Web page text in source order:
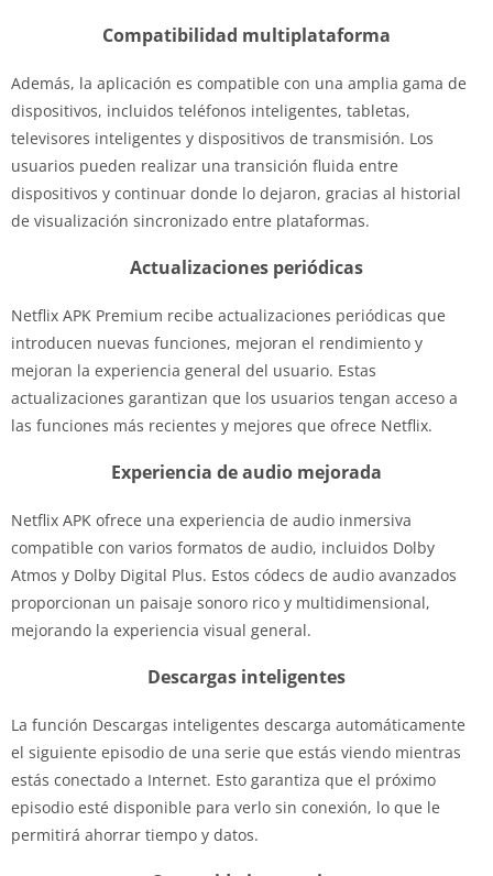
Compatibilidad multiplataforma
Además, la aplicación es compatible con una amplia gama de
dispositivos, incluidos teléfonos inteligentes, tabletas,
televisores inteligentes y dispositivos de transmisión. Los
usuarios pueden realizar una transición fluida entre
dispositivos y continuar donde lo dejaron, gracias al historial
de visualización sincronizado entre plataformas.
Actualizaciones periódicas
Netflix APK Premium recibe actualizaciones periódicas que
introducen nuevas funciones, mejoran el rendimiento y
mejoran la experiencia general del usuario. Estas
actualizaciones garantizan que los usuarios tengan acceso a
las funciones más recientes y mejores que ofrece Netflix.
Experiencia de audio mejorada
Netflix APK ofrece una experiencia de audio inmersiva
compatible con varios formatos de audio, incluidos Dolby
Atmos y Dolby Digital Plus. Estos códecs de audio avanzados
proporcionan un paisaje sonoro rico y multidimensional,
mejorando la experiencia visual general.
Descargas inteligentes
La función Descargas inteligentes descarga automáticamente
el siguiente episodio de una serie que estás viendo mientras
estás conectado a Internet. Esto garantiza que el próximo
episodio esté disponible para verlo sin conexión, lo que le
permitirá ahorrar tiempo y datos.